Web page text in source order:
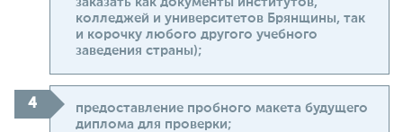
колледжей и университетов Брянщины, так
и корочку любого другого учебного
заведения страны);
предоставление пробного макета будущего
диплома для проверки;